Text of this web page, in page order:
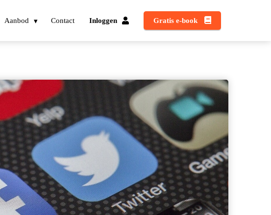
Aanbod Contact Inloggen Gratis e-book